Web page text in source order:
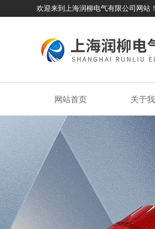
欢迎来到上海润柳电气有限公司网站！
网站首页 关于